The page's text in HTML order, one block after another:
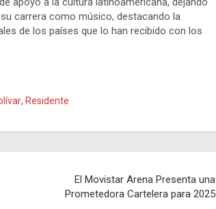
carrera como músico, destacando la
de los países que lo han recibido con los
, Residente
El Movistar Arena Presenta una
Prometedora Cartelera para 2025